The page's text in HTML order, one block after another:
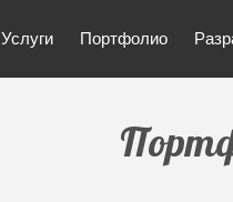
Услуги Портфолио